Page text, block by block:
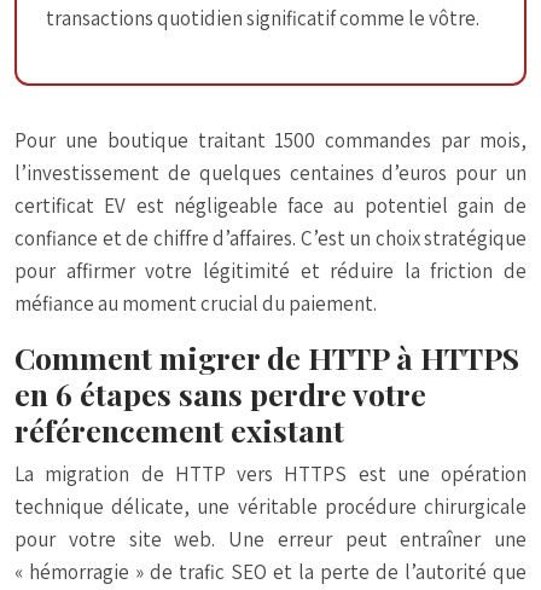
transactions quotidien significatif comme le vôtre.
Pour une boutique traitant 1500 commandes par mois,
l’investissement de quelques centaines d’euros pour un
certificat EV est négligeable face au potentiel gain de
confiance et de chiffre d’affaires. C’est un choix stratégique
pour affirmer votre légitimité et réduire la friction de
méfiance au moment crucial du paiement.
Comment migrer de HTTP à HTTPS
en 6 étapes sans perdre votre
référencement existant
La migration de HTTP vers HTTPS est une opération
technique délicate, une véritable procédure chirurgicale
pour votre site web. Une erreur peut entraîner une
« hémorragie » de trafic SEO et la perte de l’autorité que